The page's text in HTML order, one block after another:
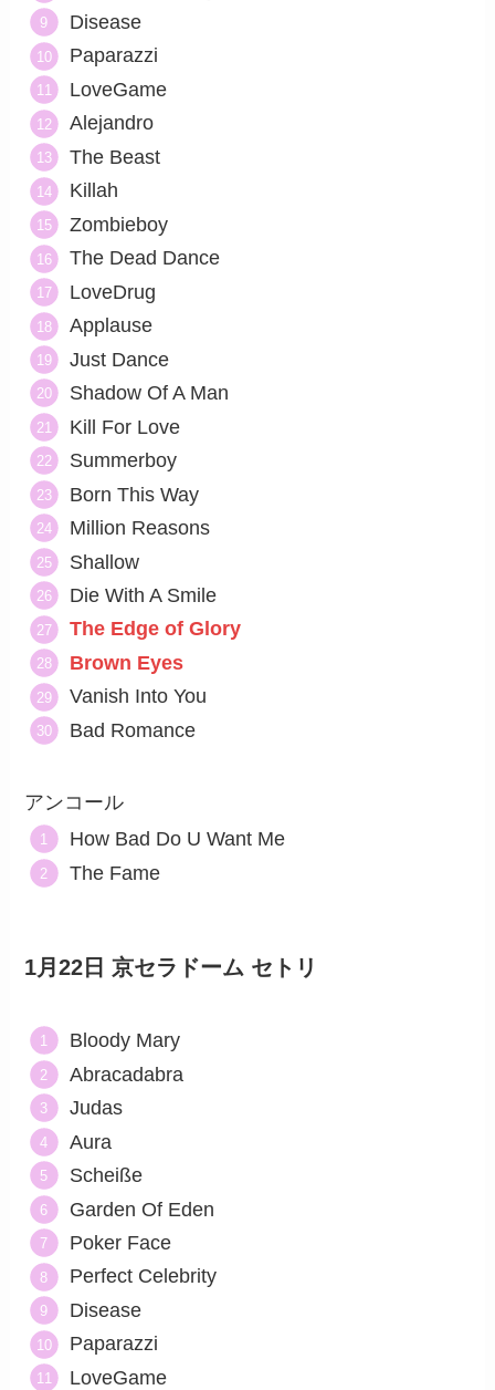
Disease
Paparazzi
LoveGame
Alejandro
The Beast
Killah
Zombieboy
The Dead Dance
LoveDrug
Applause
Just Dance
Shadow Of A Man
Kill For Love
Summerboy
Born This Way
Million Reasons
Shallow
Die With A Smile
The Edge of Glory
Brown Eyes
Vanish Into You
Bad Romance
アンコール
How Bad Do U Want Me
The Fame
1月22日 京セラドーム セトリ
Bloody Mary
Abracadabra
Judas
Aura
Scheiße
Garden Of Eden
Poker Face
Perfect Celebrity
Disease
Paparazzi
LoveGame